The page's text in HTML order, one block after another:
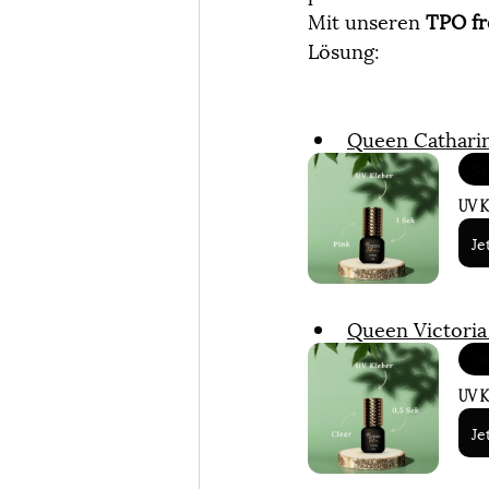
Mit unseren TPO
Lösung:
Queen
UV
Queen
UV